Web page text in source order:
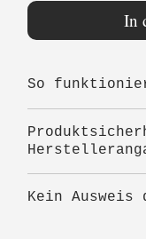
In
So
Nach dem
sorgfältig
Verwende
Alexandra
Kein Ausweis